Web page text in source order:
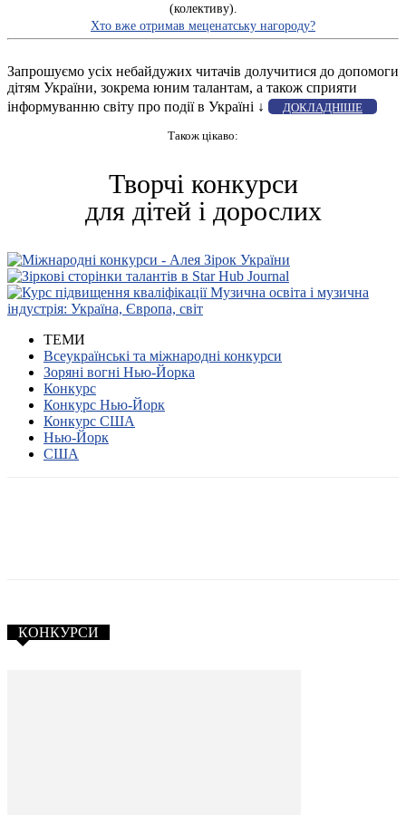
(колективу).
Хто вже отримав меценатську нагороду?
Запрошуємо усіх небайдужих читачів долучитися до допомоги
дітям України, зокрема юним талантам, а також сприяти
інформуванню світу про події в Україні ↓
ДОКЛАДНІШЕ
Також цікаво:
Творчі конкурси
для дітей і дорослих
ТЕМИ
Всеукраїнські та міжнародні конкурси
Зоряні вогні Нью-Йорка
Конкурс
Конкурс Нью-Йорк
Конкурс США
Нью-Йорк
США
КОНКУРСИ